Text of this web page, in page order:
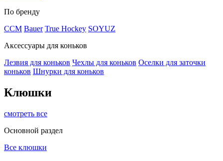
По бренду
ССМ Bauer True Hockey SOYUZ
Аксессуары для коньков
Лезвия для коньков Чехлы для коньков Оселки для заточки
коньков Шнурки для коньков
Клюшки
смотреть все
Основной раздел
Все клюшки